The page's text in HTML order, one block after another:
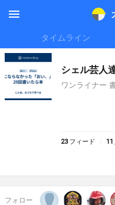
シェル芸人
ワンライナー
23 フィード 11
タイムライン
フォロー